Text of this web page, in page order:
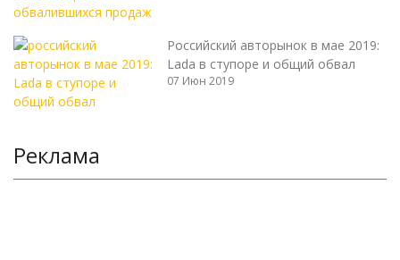
Российский авторынок в мае 2019:
Lada в ступоре и общий обвал
07 Июн 2019
Реклама